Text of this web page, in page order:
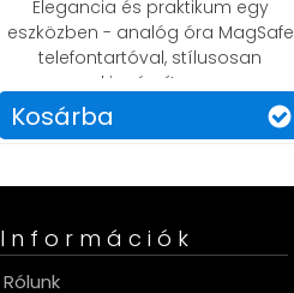
Elegancia és praktikum egy
eszközben - analóg óra MagSafe
telefontartóval, stílusosan
kiegészítve.
Kosárba
Információk
Rólunk